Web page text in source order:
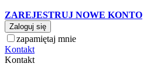
ZAREJESTRUJ NOWE KONTO
Zaloguj się
zapamiętaj mnie
Kontakt
Kontakt